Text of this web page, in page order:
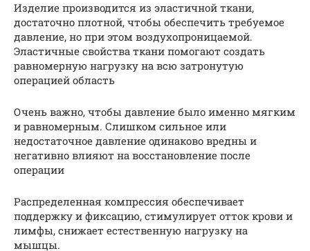
Изделие производится из эластичной ткани,
достаточно плотной, чтобы обеспечить требуемое
давление, но при этом воздухопроницаемой.
Эластичные свойства ткани помогают создать
равномерную нагрузку на всю затронутую
операцией область
Очень важно, чтобы давление было именно мягким
и равномерным. Слишком сильное или
недостаточное давление одинаково вредны и
негативно влияют на восстановление после
операции
Распределенная компрессия обеспечивает
поддержку и фиксацию, стимулирует отток крови и
лимфы, снижает естественную нагрузку на
мышцы.